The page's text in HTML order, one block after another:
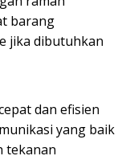
barang
jika dibutuhkan
dan efisien
yang baik
tekanan